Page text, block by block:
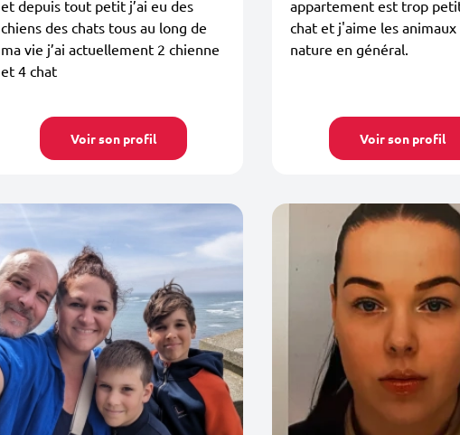
et depuis tout petit j’ai eu des
chiens des chats tous au long de
ma vie j’ai actuellement 2 chienne
et 4 chat
Voir son profil
appartement est trop
chat et j'aime les
nature en général.
Voir son profil